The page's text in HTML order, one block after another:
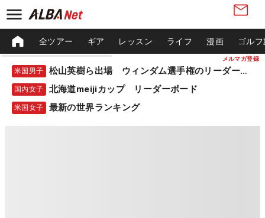
メルマガ登録
全ツアー ギア レッスン ライフ 漫画 ゴル
米国男子 松山英樹ら出場 ウィンダム選手権のリーダーボード
国内女子 北海道meijiカップ リーダーボード
米国女子 最新の世界ランキング